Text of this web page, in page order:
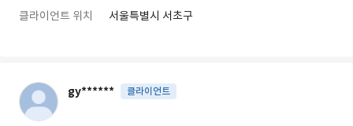
클라이언트 위치 서울특별시 서초구
gy****** 클라이언트